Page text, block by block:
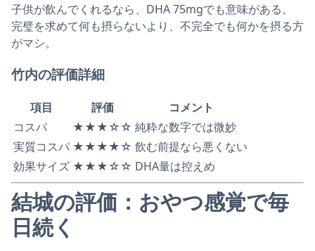
子供が飲んでくれるなら、DHA 75mgでも意味がある。
完璧を求めて何も摂らないより、不完全でも何かを摂る方
がマシ。
竹内の評価詳細
項目 評価
コメント
コスパ
★★★☆☆ 純粋な数字では微妙
実質コスパ ★★★★☆ 飲む前提なら悪くない
効果サイズ ★★★☆☆ DHA量は控えめ
結城の評価：おやつ感覚で毎
日続く